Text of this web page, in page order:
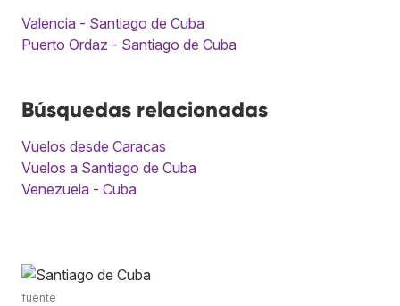
Valencia - Santiago de Cuba
Puerto Ordaz - Santiago de Cuba
Búsquedas relacionadas
Vuelos desde Caracas
Vuelos a Santiago de Cuba
Venezuela - Cuba
fuente